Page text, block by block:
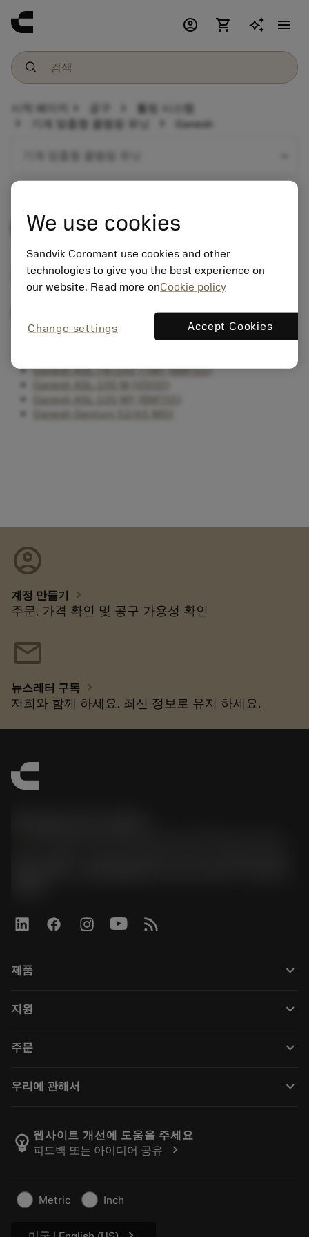
account_circle shopping_cart menu
chevron_right chevron_right 툴링 시스템
Ganesh
Ganesh
공구 홀더 제품군
밀링 옵션이 있는 터닝 센터
Ganesh ASL-8/10/78 M(S)Y, ASL-52 TTMY (BMT40)
Ganesh ASL-78/105 TTMY (BMT65)
Ganesh ASL-100 M (VDI30)
Ganesh ASL-100 MY (BMT55)
Ganesh Genturn 52/65 MSY
account_circle
계정 만들기 chevron_right
주문, 가격 확인 및 공구 가용성 확인
mail
뉴스레터 구독 chevron_right
저희와 함께 하세요. 최신 정보로 유지 하세요.
제품 keyboard_arrow_down
All software
재처리
지원 keyboard_arrow_down
Distributors and specialists
Calculators and apps
주문 keyboard_arrow_down
Order
Track your order
Make a quotation
우리에 관해서 keyboard_arrow_down
Manufacturing wellness
Career
기사
For press
emoji_objects 웹사이트 개선에 도움을 주세요
피드백 또는 아이디어 공유
chevron_right
Metric Inch
We use cookies
Sandvik Coromant use cookies and other
technologies to give you the best experience on
our website. Read more onCookie policy
Change settings Accept Cookies